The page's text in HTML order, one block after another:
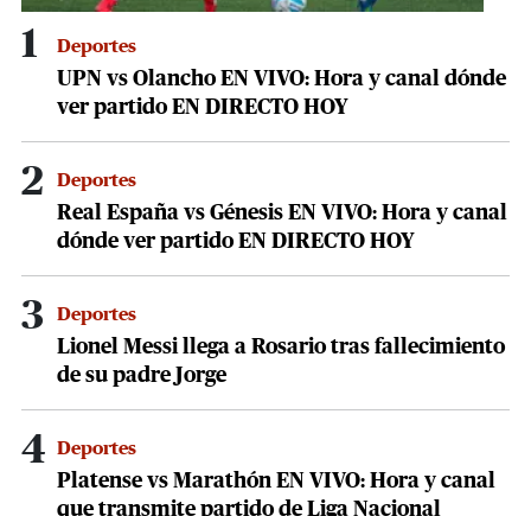
1 Deportes
UPN vs Olancho EN VIVO: Hora y canal dónde
ver partido EN DIRECTO HOY
2 Deportes
Real España vs Génesis EN VIVO: Hora y canal
dónde ver partido EN DIRECTO HOY
3 Deportes
Lionel Messi llega a Rosario tras fallecimiento
de su padre Jorge
4 Deportes
Platense vs Marathón EN VIVO: Hora y canal
que transmite partido de Liga Nacional